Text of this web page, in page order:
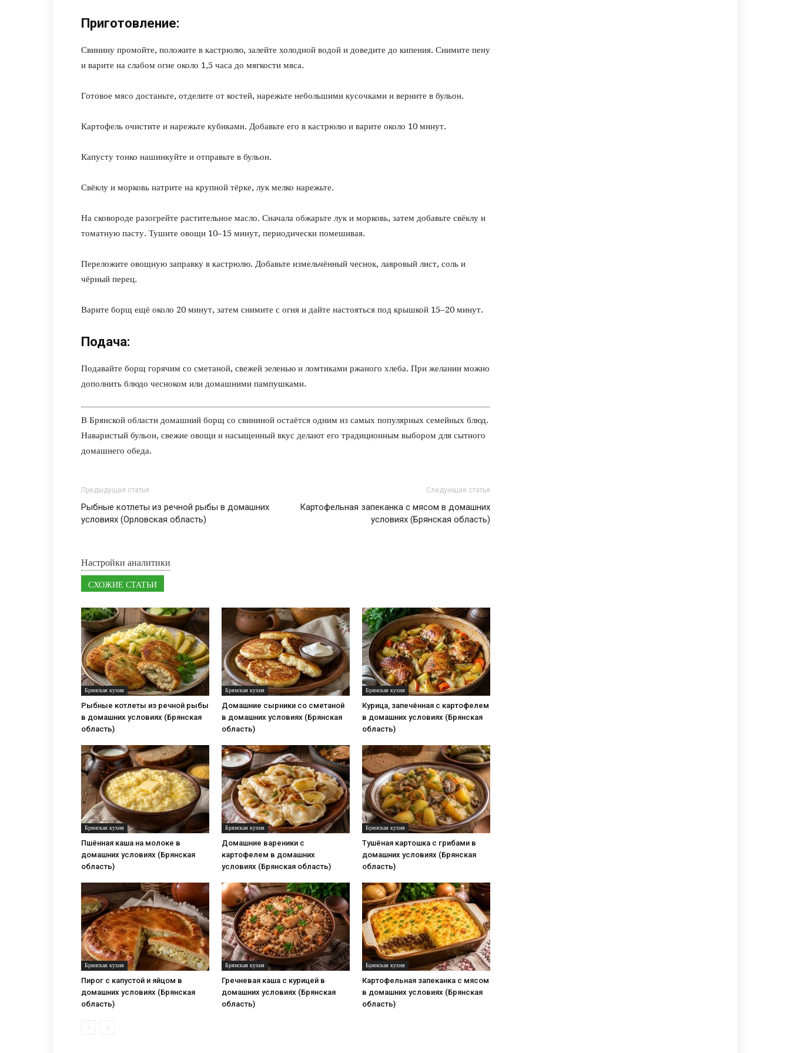
Приготовление:
Свинину промойте, положите в кастрюлю, залейте холодной водой и доведите до кипения. Снимите пену
и варите на слабом огне около 1,5 часа до мягкости мяса.
Готовое мясо достаньте, отделите от костей, нарежьте небольшими кусочками и верните в бульон.
Картофель очистите и нарежьте кубиками. Добавьте его в кастрюлю и варите около 10 минут.
Капусту тонко нашинкуйте и отправьте в бульон.
Свёклу и морковь натрите на крупной тёрке, лук мелко нарежьте.
На сковороде разогрейте растительное масло. Сначала обжарьте лук и морковь, затем добавьте свёклу и
томатную пасту. Тушите овощи 10–15 минут, периодически помешивая.
Переложите овощную заправку в кастрюлю. Добавьте измельчённый чеснок, лавровый лист, соль и
чёрный перец.
Варите борщ ещё около 20 минут, затем снимите с огня и дайте настояться под крышкой 15–20 минут.
Подача:
Подавайте борщ горячим со сметаной, свежей зеленью и ломтиками ржаного хлеба. При желании можно
дополнить блюдо чесноком или домашними пампушками.
В Брянской области домашний борщ со свининой остаётся одним из самых популярных семейных блюд.
Наваристый бульон, свежие овощи и насыщенный вкус делают его традиционным выбором для сытного
домашнего обеда.
Предыдущая статья
Рыбные котлеты из речной рыбы в домашних
условиях (Орловская область)
Следующая статья
Картофельная запеканка с мясом в домашних
условиях (Брянская область)
Настройки аналитики
СХОЖИЕ СТАТЬИ
Брянская кухня
Рыбные котлеты из речной рыбы
в домашних условиях (Брянская
область)
Брянская кухня
Домашние сырники со сметаной
в домашних условиях (Брянская
область)
Брянская кухня
Курица, запечённая с картофелем
в домашних условиях (Брянская
область)
Брянская кухня
Пшённая каша на молоке в
домашних условиях (Брянская
область)
Брянская кухня
Домашние вареники с
картофелем в домашних
условиях (Брянская область)
Брянская кухня
Тушёная картошка с грибами в
домашних условиях (Брянская
область)
Брянская кухня
Пирог с капустой и яйцом в
домашних условиях (Брянская
область)
Брянская кухня
Гречневая каша с курицей в
домашних условиях (Брянская
область)
Брянская кухня
Картофельная запеканка с мясом
в домашних условиях (Брянская
область)